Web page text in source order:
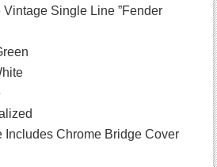
Single Line ”Fender
Includes Chrome Bridge Cover